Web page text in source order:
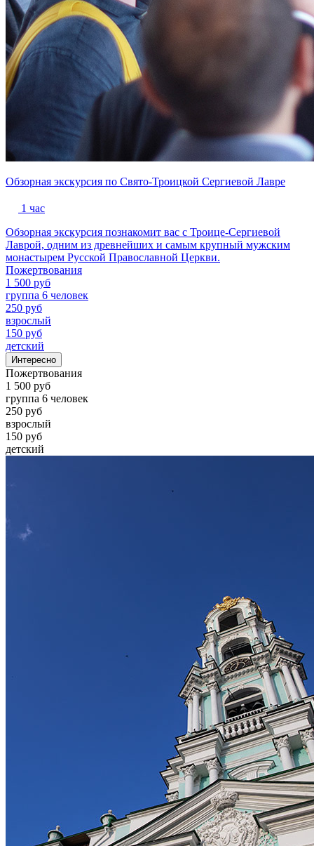
Обзорная экскурсия по Свято-Троицкой Сергиевой Лавре
1 час
Обзорная экскурсия познакомит вас с Троице-Сергиевой
Лаврой, одним из древнейших и самым крупный мужским
монастырем Русской Православной Церкви.
Пожертвования
1 500 руб
группа 6 человек
250 руб
взрослый
150 руб
детский
Интересно
Пожертвования
1 500 руб
группа 6 человек
250 руб
взрослый
150 руб
детский